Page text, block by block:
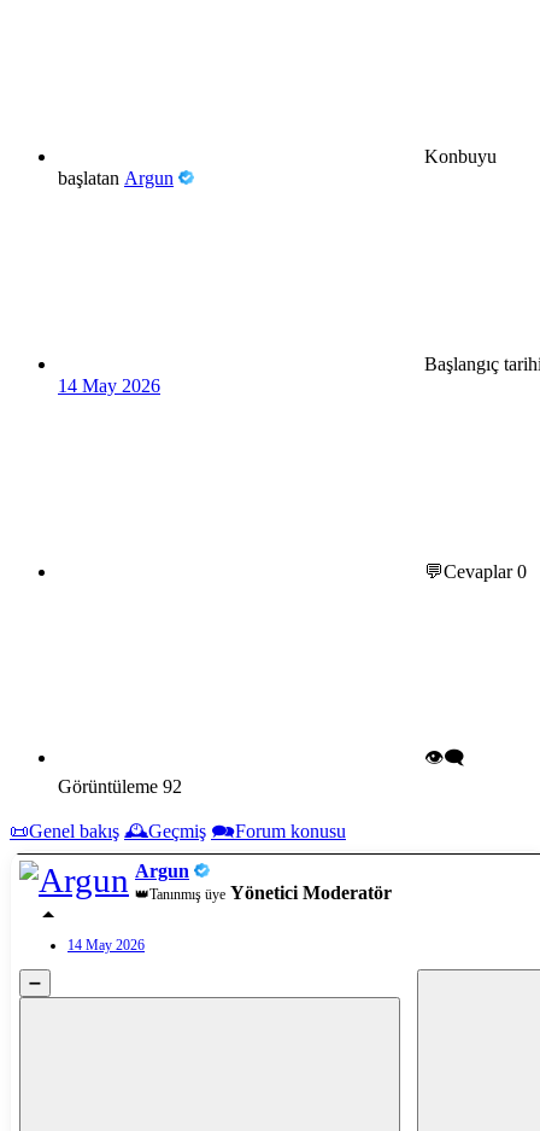
Konbuyu
başlatan Argun
Başlangıç
14 May 2026
💬Cevaplar0
👁️‍🗨️
Görüntüleme 92
📜Genel bakış 🕰️Geçmiş 🗪Forum konusu
Argun
👑Tanınmış üye Yönetici Moderatör
14 May 2026
➖